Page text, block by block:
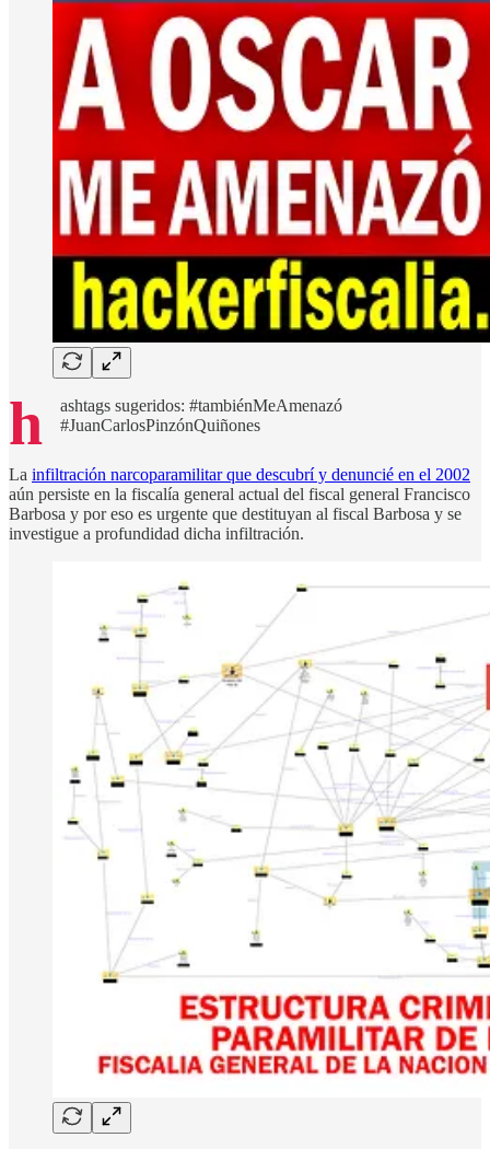
h
ashtags sugeridos: #tambiénMeAmenazó
#JuanCarlosPinzónQuiñones
La infiltración narcoparamilitar que descubrí y denuncié en el 2002
aún persiste en la fiscalía general actual del fiscal general Francisco
Barbosa y por eso es urgente que destituyan al fiscal Barbosa y se
investigue a profundidad dicha infiltración.